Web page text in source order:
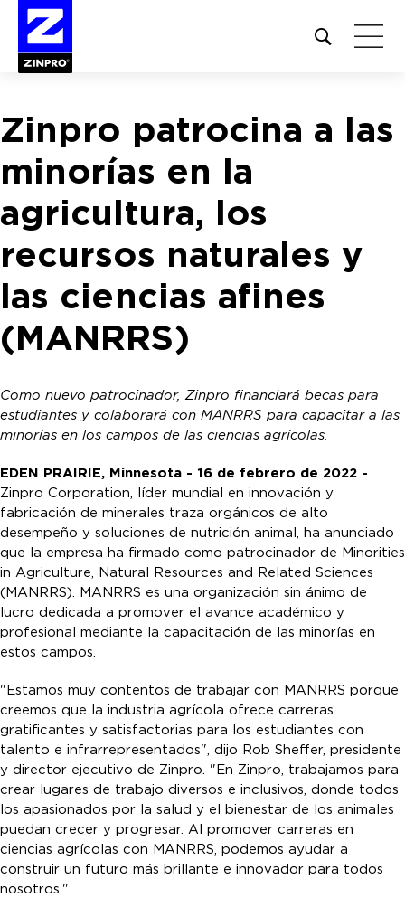
Open
site
Buscar:
Zinpro patrocina a las
minorías en la
agricultura, los
recursos naturales y
las ciencias afines
(MANRRS)
Como nuevo patrocinador, Zinpro financiará becas para
estudiantes y colaborará con MANRRS para capacitar a las
minorías en los campos de las ciencias agrícolas.
EDEN PRAIRIE, Minnesota - 16 de febrero de 2022 -
Zinpro Corporation, líder mundial en innovación y
fabricación de minerales traza orgánicos de alto
desempeño y soluciones de nutrición animal, ha anunciado
que la empresa ha firmado como patrocinador de Minorities
in Agriculture, Natural Resources and Related Sciences
(MANRRS). MANRRS es una organización sin ánimo de
lucro dedicada a promover el avance académico y
profesional mediante la capacitación de las minorías en
estos campos.
"Estamos muy contentos de trabajar con MANRRS porque
creemos que la industria agrícola ofrece carreras
gratificantes y satisfactorias para los estudiantes con
talento e infrarrepresentados", dijo Rob Sheffer, presidente
y director ejecutivo de Zinpro. "En Zinpro, trabajamos para
crear lugares de trabajo diversos e inclusivos, donde todos
los apasionados por la salud y el bienestar de los animales
puedan crecer y progresar. Al promover carreras en
ciencias agrícolas con MANRRS, podemos ayudar a
construir un futuro más brillante e innovador para todos
nosotros."